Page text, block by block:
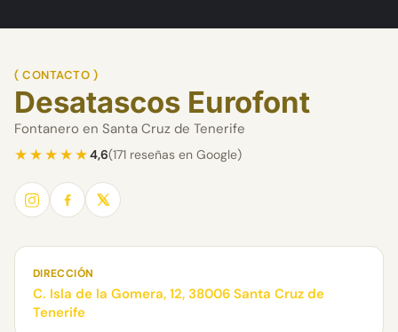
( CONTACTO )
Desatascos Eurofont
Fontanero en Santa Cruz de Tenerife
★★★★★4,6(171 reseñas en Google)
DIRECCIÓN
C. Isla de la Gomera, 12, 38006 Santa Cruz de
Tenerife